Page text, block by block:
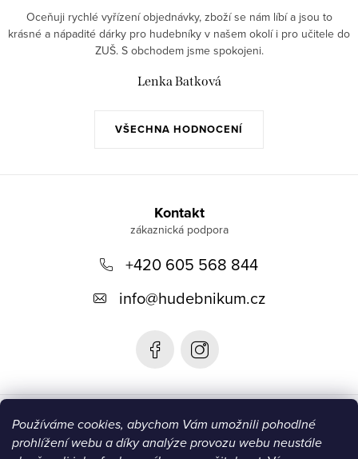
Používáme cookies, abychom Vám umožnili pohodlné
prohlížení webu a díky analýze provozu webu neustále
VŠECHNA HODNOCENÍ
Oceňuji rychlé vyřízení objednávky, zboží se nám líbí a jsou to
krásné a nápadité dárky pro hudebníky v našem okolí i pro učitele do
ZUŠ. S obchodem jsme spokojeni.
Lenka Batková
Kontakt
+420 605 568 844
info@hudebnikum.cz
Informace